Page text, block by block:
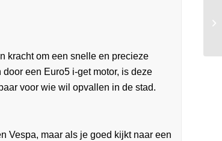
kracht om een snelle en precieze
door een Euro5 i-get motor, is deze
voor wie wil opvallen in de stad.
Vespa, maar als je goed kijkt naar een